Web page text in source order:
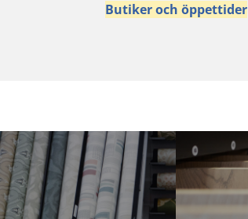
Butiker och öppettider